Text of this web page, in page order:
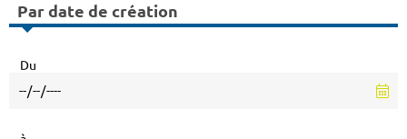
Par date de création
Du